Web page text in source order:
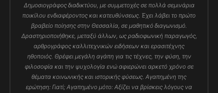
Δημοσιογράφος διαδικτύου, με συμμετοχές σε πολλά σεμινάρια
ποικίλου ενδιαφέροντος και κατευθύνσεως. Έχει λάβει το πρώτο
βραβείο ποίησης στην Θεσσαλία, σε μαθητικό διαγωνισμό.
Δραστηριοποιήθηκε, μεταξύ άλλων, ως ραδιοφωνική παραγωγός,
αρθρογράφος καλλιτεχνικών ειδήσεων και ερασιτέχνης
ηθοποιός. Θρέφει μεγάλη αγάπη για τις τέχνες, την φύση, την
φιλοσοφία και την ψυχολογία ενώ αφιερώνει αρκετό χρόνο σε
θέματα κοινωνικής και ιστορικής φύσεως. Αγαπημένη της
ερώτηση: Γιατί; Αγαπημένο μότο: Αξίζει να βρίσκεις λόγους να